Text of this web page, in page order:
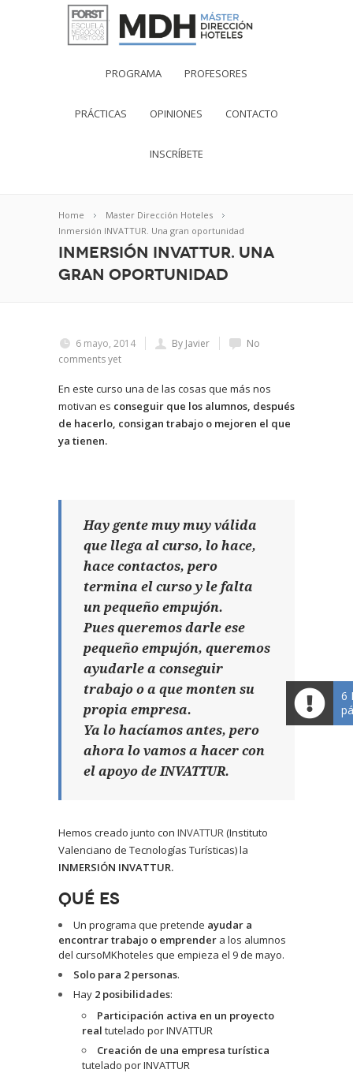
PROGRAMA PROFESORES
PRÁCTICAS OPINIONES CONTACTO
INSCRÍBETE
Home
Master Dirección Hoteles
Inmersión INVATTUR. Una gran oportunidad
Inmersión INVATTUR. Una
gran oportunidad
6 mayo, 2014 By Javier
No
comments yet
En este curso una de las cosas que más nos
motivan es conseguir que los alumnos, después
de hacerlo, consigan trabajo o mejoren el que
ya tienen.
Hay gente muy muy válida
que llega al curso, lo hace,
hace contactos, pero
termina el curso y le falta
un pequeño empujón.
Pues queremos darle ese
pequeño empujón, queremos
ayudarle a conseguir
trabajo o a que monten su
propia empresa.
Ya lo hacíamos antes, pero
ahora lo vamos a hacer con
el apoyo de INVATTUR.
Hemos creado junto con INVATTUR(Instituto
Valenciano de Tecnologías Turísticas) la
INMERSIÓN INVATTUR.
QUÉ ES
Un programa que pretende ayudar a
encontrar trabajo o emprender a los alumnos
del cursoMKhoteles que empieza el 9 de mayo.
Solo para 2 personas.
Hay 2 posibilidades:
Participación activa en un proyecto
real tutelado por INVATTUR
Creación de una empresa turística
tutelado por INVATTUR
6